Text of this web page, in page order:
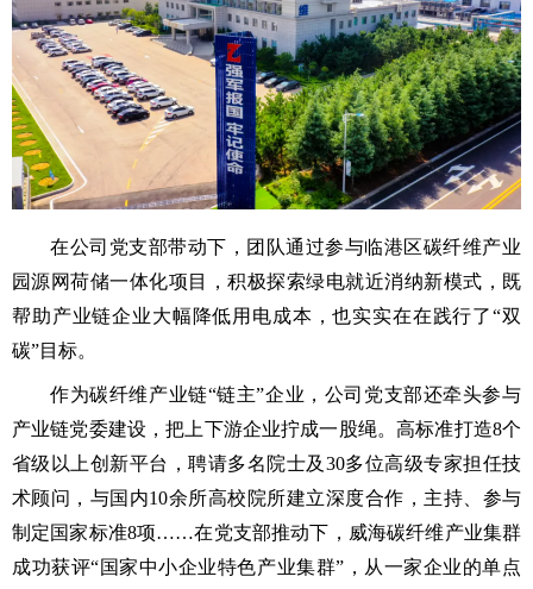
在公司党支部带动下，团队通过参与临港区碳纤维产业
园源网荷储一体化项目，积极探索绿电就近消纳新模式，既
帮助产业链企业大幅降低用电成本，也实实在在践行了“双
碳”目标。
作为碳纤维产业链“链主”企业，公司党支部还牵头参与
产业链党委建设，把上下游企业拧成一股绳。高标准打造8个
省级以上创新平台，聘请多名院士及30多位高级专家担任技
术顾问，与国内10余所高校院所建立深度合作，主持、参与
制定国家标准8项……在党支部推动下，威海碳纤维产业集群
成功获评“国家中小企业特色产业集群”，从一家企业的单点